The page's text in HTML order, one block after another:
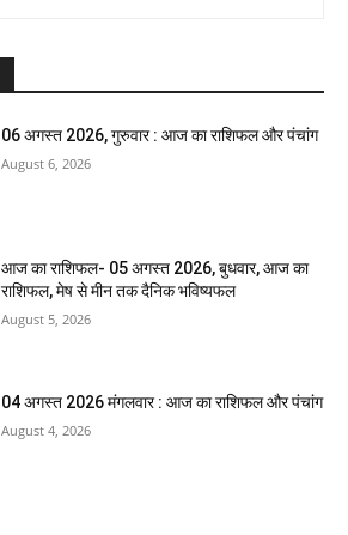
06 अगस्त 2026, गुरुवार : आज का राशिफल और पंचांग
August 6, 2026
आज का राशिफल- 05 अगस्त 2026, बुधवार, आज का
राशिफल, मेष से मीन तक दैनिक भविष्यफल
August 5, 2026
04 अगस्त 2026 मंगलवार : आज का राशिफल और पंचांग
August 4, 2026